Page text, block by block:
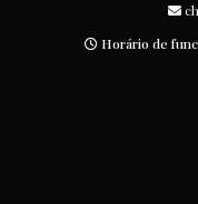
Horário de